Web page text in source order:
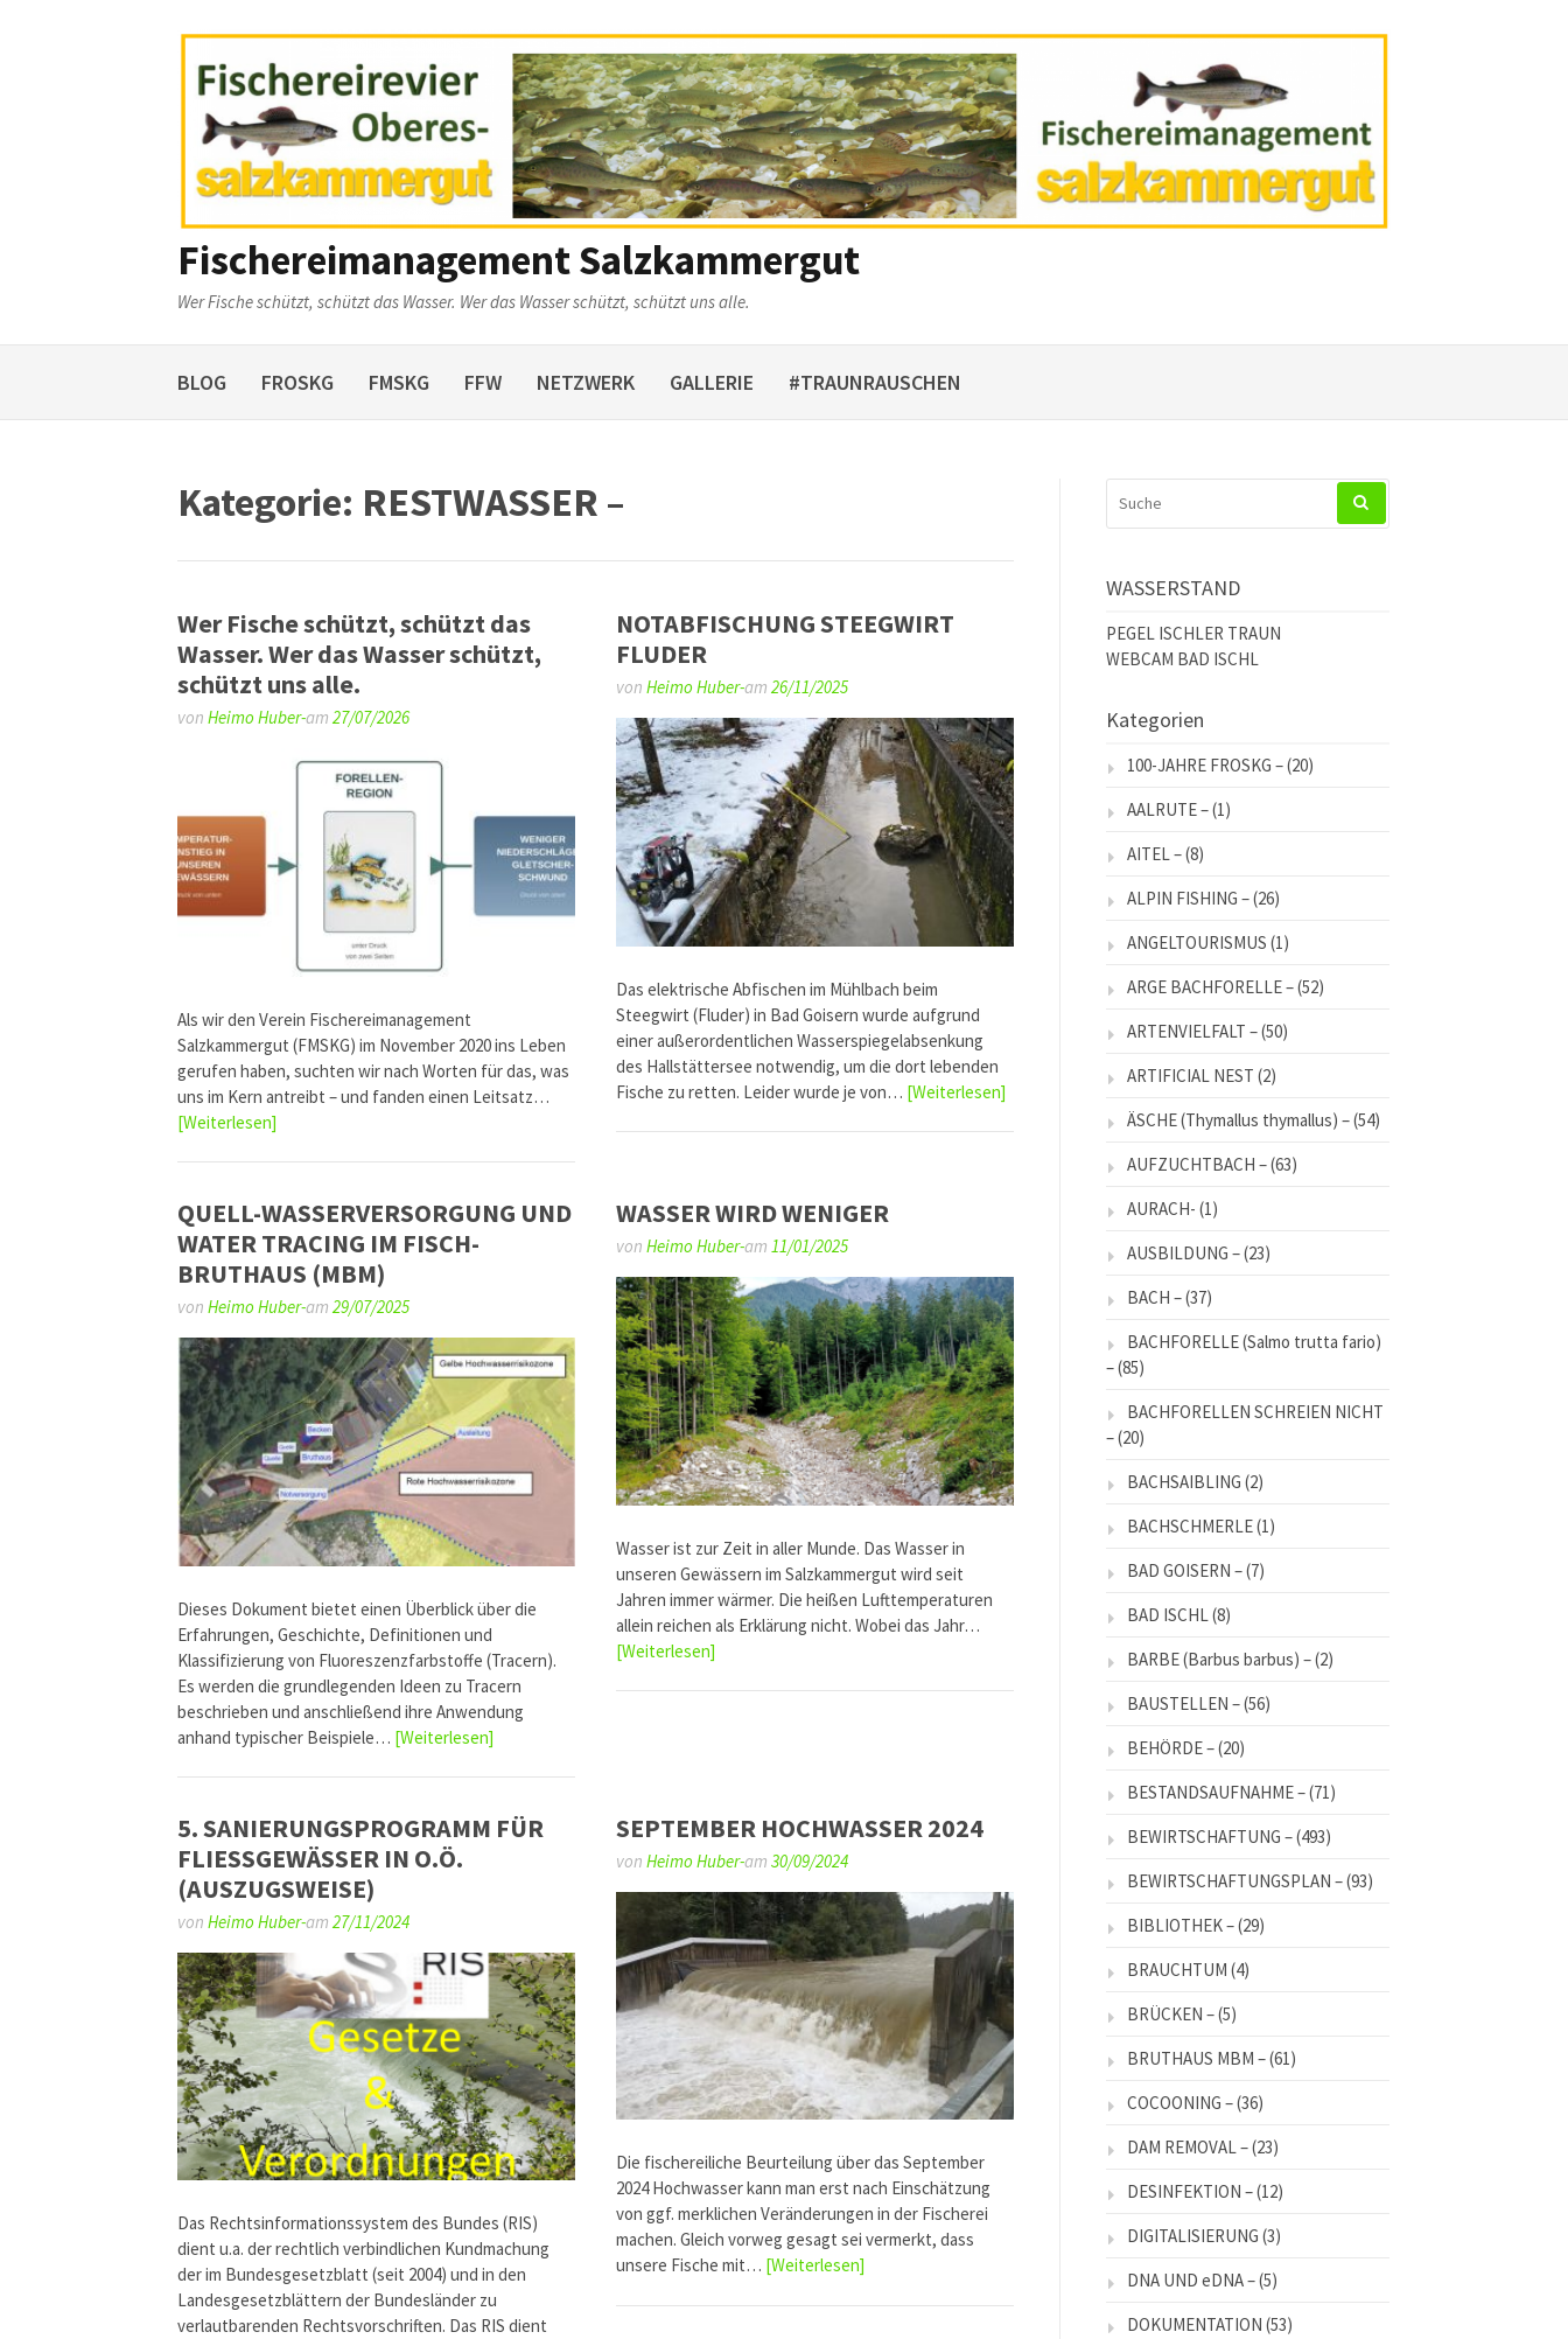
Fischereimanagement Salzkammergut
Wer Fische schützt, schützt das Wasser. Wer das Wasser schützt, schützt uns alle.
BLOG FROSKG FMSKG FFW NETZWERK GALLERIE #TRAUNRAUSCHEN
Kategorie: RESTWASSER –
Wer Fische schützt, schützt das
Wasser. Wer das Wasser schützt,
schützt uns alle.
von Heimo Huber-am 27/07/2026
Als wir den Verein Fischereimanagement
Salzkammergut (FMSKG) im November 2020 ins Leben
gerufen haben, suchten wir nach Worten für das, was
uns im Kern antreibt – und fanden einen Leitsatz…
[Weiterlesen]
NOTABFISCHUNG STEEGWIRT
FLUDER
vonHeimo Huber-am26/11/2025
Das elektrische Abfischen im Mühlbach beim
Steegwirt (Fluder) in Bad Goisern wurde aufgrund
einer außerordentlichen Wasserspiegelabsenkung
des Hallstättersee notwendig, um die dort lebenden
Fische zu retten. Leider wurde je von… [Weiterlesen]
QUELL-WASSERVERSORGUNG UND
WATER TRACING IM FISCH-
BRUTHAUS (MBM)
von Heimo Huber-am 29/07/2025
Dieses Dokument bietet einen Überblick über die
Erfahrungen, Geschichte, Definitionen und
Klassifizierung von Fluoreszenzfarbstoffe (Tracern).
Es werden die grundlegenden Ideen zu Tracern
beschrieben und anschließend ihre Anwendung
anhand typischer Beispiele… [Weiterlesen]
WASSER WIRD WENIGER
vonHeimo Huber-am11/01/2025
Wasser ist zur Zeit in aller Munde. Das Wasser in
unseren Gewässern im Salzkammergut wird seit
Jahren immer wärmer. Die heißen Lufttemperaturen
allein reichen als Erklärung nicht. Wobei das Jahr…
[Weiterlesen]
5. SANIERUNGSPROGRAMM FÜR
FLIESSGEWÄSSER IN O.Ö.
(AUSZUGSWEISE)
von Heimo Huber-am 27/11/2024
Das Rechtsinformationssystem des Bundes (RIS)
dient u.a. der rechtlich verbindlichen Kundmachung
der im Bundesgesetzblatt (seit 2004) und in den
Landesgesetzblättern der Bundesländer zu
verlautbarenden Rechtsvorschriften. Das RIS dient
SEPTEMBER HOCHWASSER 2024
vonHeimo Huber-am30/09/2024
Die fischereiliche Beurteilung über das September
2024 Hochwasser kann man erst nach Einschätzung
von ggf. merklichen Veränderungen in der Fischerei
machen. Gleich vorweg gesagt sei vermerkt, dass
unsere Fische mit… [Weiterlesen]
NACH:
WASSERSTAND
PEGEL ISCHLER TRAUN
WEBCAM BAD ISCHL
Kategorien
100-JAHRE FROSKG –(20)
AALRUTE –(1)
AITEL –(8)
ALPIN FISHING –(26)
ANGELTOURISMUS (1)
ARGE BACHFORELLE –(52)
ARTENVIELFALT –(50)
ARTIFICIAL NEST (2)
ÄSCHE (Thymallus thymallus) –(54)
AUFZUCHTBACH –(63)
AURACH- (1)
AUSBILDUNG –(23)
BACH –(37)
BACHFORELLE (Salmo trutta fario)
–(85)
BACHFORELLEN SCHREIEN NICHT
–(20)
BACHSAIBLING (2)
BACHSCHMERLE(1)
BAD GOISERN –(7)
BAD ISCHL(8)
BARBE (Barbus barbus) –(2)
BAUSTELLEN –(56)
BEHÖRDE –(20)
BESTANDSAUFNAHME –(71)
BEWIRTSCHAFTUNG –(493)
BEWIRTSCHAFTUNGSPLAN –(93)
BIBLIOTHEK –(29)
BRAUCHTUM (4)
BRÜCKEN –(5)
BRUTHAUS MBM –(61)
COCOONING –(36)
DAM REMOVAL –(23)
DESINFEKTION –(12)
DIGITALISIERUNG (3)
DNA UND eDNA –(5)
DOKUMENTATION (53)